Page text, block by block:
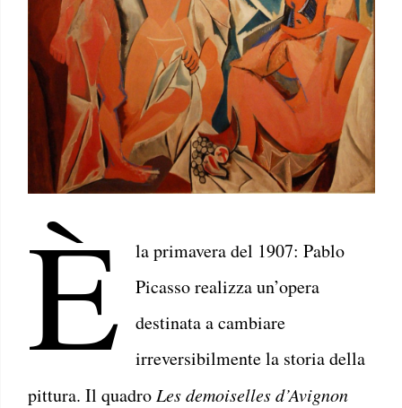
È
la primavera del 1907: Pablo
Picasso realizza un’opera
destinata a cambiare
irreversibilmente la storia della
pittura. Il quadro Les demoiselles d’Avignon